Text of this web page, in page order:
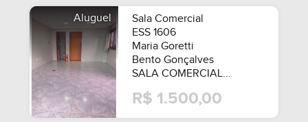
Aluguel
Sala Comercial
ESS 1606
Maria Goretti
Bento Gonçalves
SALA COMERCIAL...
R$ 1.500,00